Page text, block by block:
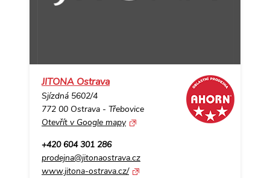
JITONA Ostrava
Sjízdná 5602/4
772 00 Ostrava - Třebovice
Otevřít v Google mapy
+420 604 301 286
prodejna@jitonaostrava.cz
www.jitona-ostrava.cz/